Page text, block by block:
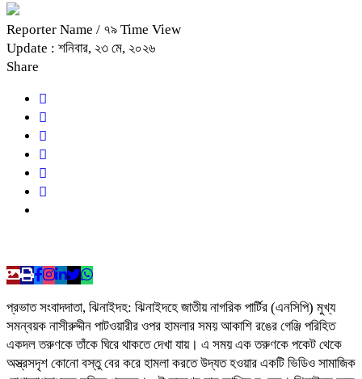
Reporter Name / ৭৯ Time View
Update : শনিবার, ২৩ মে, ২০২৬
Share
প্রভাত সংবাদদাতা, ঝিনাইদহ: ঝিনাইদহে জাতীয় নাগরিক পার্টির (এনসিপি) মুখ্য
সমন্বয়ক নাসীরুদ্দীন পাটওয়ারীর ওপর হামলার সময় আকাশি রঙের গেঞ্জি পরিহিত
একদল তরুণকে তাঁকে ঘিরে থাকতে দেখা যায়। এ সময় এক তরুণকে পকেট থেকে
অস্ত্রসদৃশ কোনো বস্তু বের করে হামলা করতে উদ্যত হওয়ার একটি ভিডিও সামাজিক